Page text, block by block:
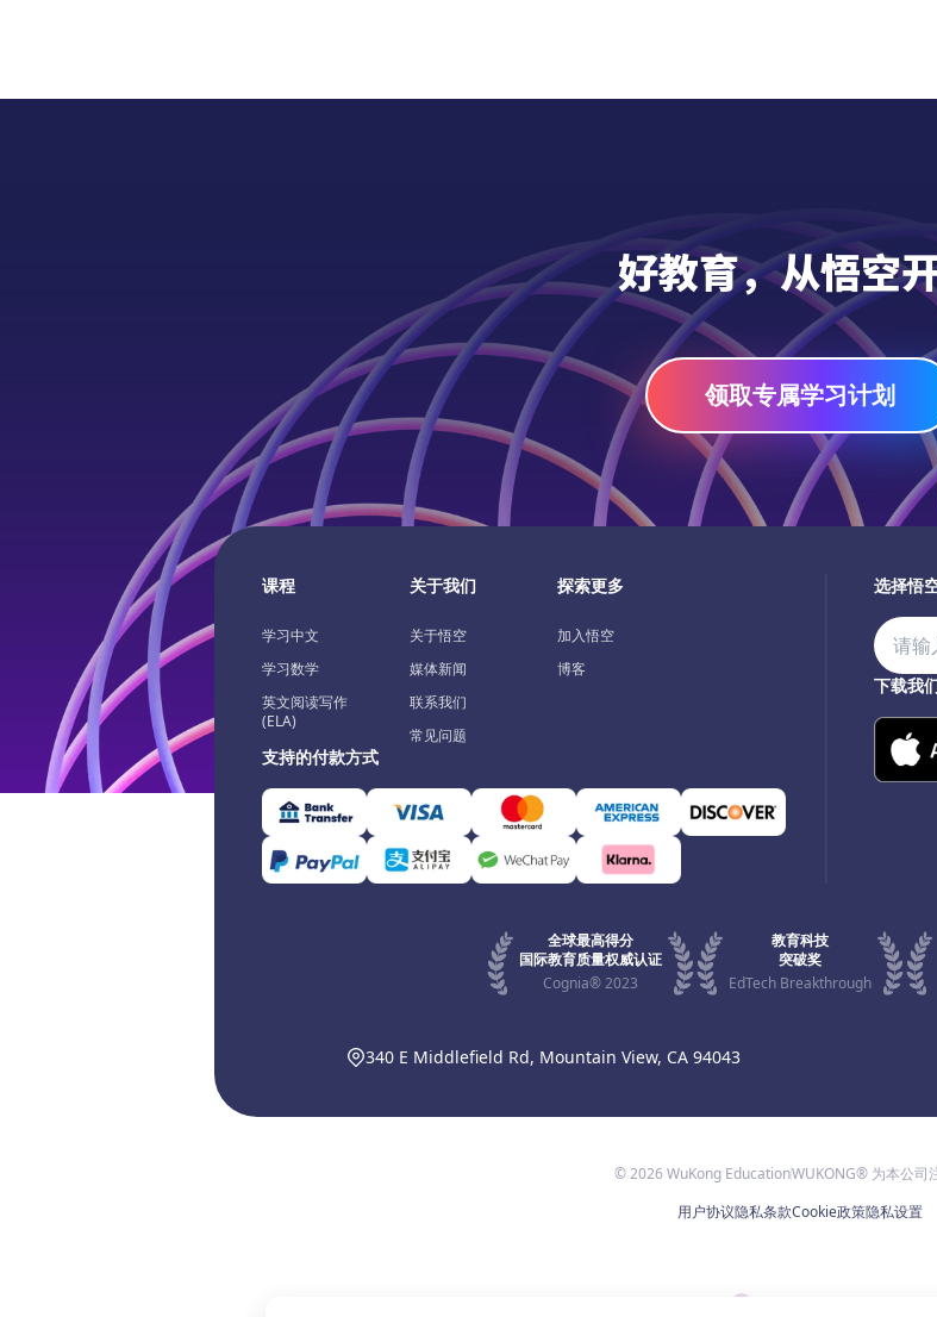
好教育，从悟空
领取专属学习计划
课程
学习中文
学习数学
英文阅读写作
(ELA)
关于我们
关于悟空
媒体新闻
联系我们
常见问题
探索更多
加入悟空
博客
支持的付款方式
选择悟
下载我
全球最高得分
国际教育质量权威认证
Cognia® 2023
教育科技
突破奖
EdTech Breakthrough
340 E Middlefield Rd, Mountain View, CA 94043
© 2026 WuKong EducationWUKONG® 为本公司
用户协议隐私条款Cookie政策隐私设置